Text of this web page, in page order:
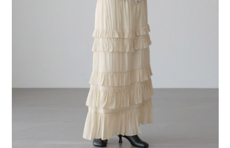
1.本服務係由「台灣大哥大股份有限公司」（以下簡稱本公司）所提供，讓
買賣價金債權讓與本公司後，依約使用本公司帳單繳交帳款。
2.基於同意付款使用「大哥付你分期」之契約關係目的，商店將以您的個人
資料（包含姓名、電話或地址）提供予台灣大哥大進項蒐集、處理及利用，
由本公司與您本人進行分期帳單所需資料之確認、核對及更正。
https://oppay.tw/userRule
ATM／網路銀行／等多元方式進行付款，方視為交易完成。
※ 請注意：結帳手續完成當下不需立刻繳費，但若您需要取消訂單，請聯絡
購買商品的店家。未經商家同意取消之訂單仍視為有效，需透過AFTEE先享
※ 交易是否成功請以「AFTEE先享後付 」之結帳頁面顯示為準，若有關於
是否繳費成功／繳費後需取消欲退款等相關疑問，請聯繫「AFTEE先享後付
１．透過由恩沛科技股份有限公司提供之「AFTEE先享後付」服務完成之交
易，需依本服務之必要範圍內提供個人資料，並將交易相關給付款項請求債
權轉讓予恩沛科技股份有限公司。
２．關於個人資料處理事宜，請瀏覽以下網址：
３．未成年的使用者請事先徵得法定代理人或監護人之同意方可使用
「AFTEE先享後付」，若未經同意申辦者引起之損失，本公司不負相關責
每筆NT$80，滿NT$1,500(含以上)免運費
每筆NT$80，滿NT$1,500(含以上)免運費
每筆NT$80，滿NT$1,500(含以上)免運費